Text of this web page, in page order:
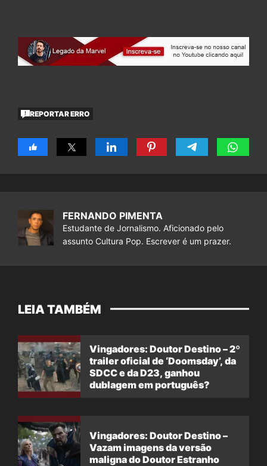
REPORTAR ERRO
FERNANDO PIMENTA
Estudante de Jornalismo. Aficionado pelo
assunto Cultura Pop. Escrever é um prazer.
LEIA TAMBÉM
Vingadores: Doutor Destino – 2º
trailer oficial de ‘Doomsday’, da
SDCC e da D23, ganhou
dublagem em português?
Vingadores: Doutor Destino –
Vazam imagens da versão
maligna do Doutor Estranho